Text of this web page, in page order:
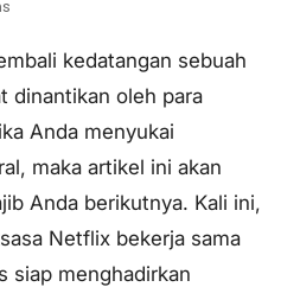
kedatangan sebuah
dinantikan oleh para
Anda menyukai
maka artikel ini akan
Anda berikutnya. Kali ini,
Netflix bekerja sama
siap menghadirkan